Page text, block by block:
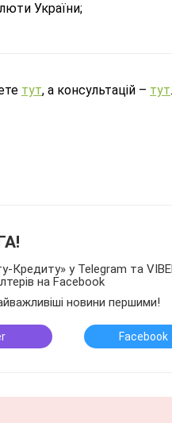
України;
тут, а консультацій – тут.
Кредиту» у Telegram та
на Facebook
новини першими!
Facebook